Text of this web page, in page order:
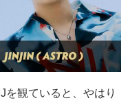
を観ていると、やはり